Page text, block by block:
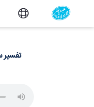
تفسیر سوره هود جلسه 3 -
تفسیر